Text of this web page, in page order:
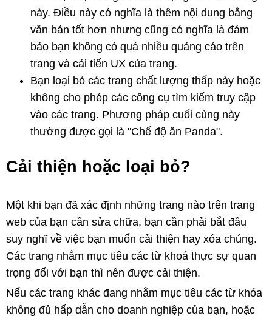
này. Điều này có nghĩa là thêm nội dung bằng
văn bản tốt hơn nhưng cũng có nghĩa là đảm
bảo bạn không có quá nhiều quảng cáo trên
trang và cải tiến UX của trang.
Bạn loại bỏ các trang chất lượng thấp này hoặc
không cho phép các công cụ tìm kiếm truy cập
vào các trang. Phương pháp cuối cùng này
thường được gọi là "Chế độ ăn Panda".
Cải thiện hoặc loại bỏ?
Một khi bạn đã xác định những trang nào trên trang
web của bạn cần sửa chữa, bạn cần phải bắt đầu
suy nghĩ về việc bạn muốn cải thiện hay xóa chúng.
Các trang nhắm mục tiêu các từ khoá thực sự quan
trọng đối với bạn thì nên được cải thiện.
Nếu các trang khác đang nhắm mục tiêu các từ khóa
không đủ hấp dẫn cho doanh nghiệp của bạn, hoặc